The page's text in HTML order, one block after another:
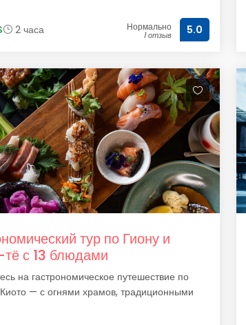
2 часа Нормально
1 отзыв 5.0
тур по Гиону и
с 13 блюдами
на гастрономическое путешествие по
— с огнями храмов, традиционными